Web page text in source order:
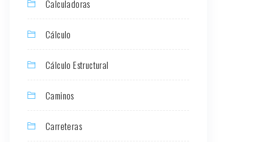
Calculadoras
Cálculo
Cálculo Estructural
Caminos
Carreteras